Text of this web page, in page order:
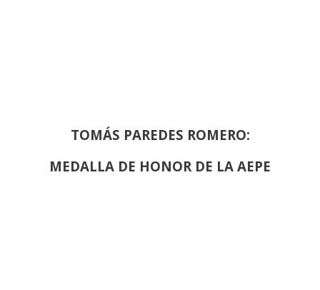
TOMÁS PAREDES ROMERO:
MEDALLA DE HONOR DE LA AEPE